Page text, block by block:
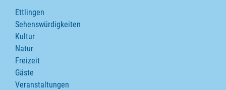
Ettlingen
Sehenswürdigkeiten
Kultur
Natur
Freizeit
Gäste
Veranstaltungen